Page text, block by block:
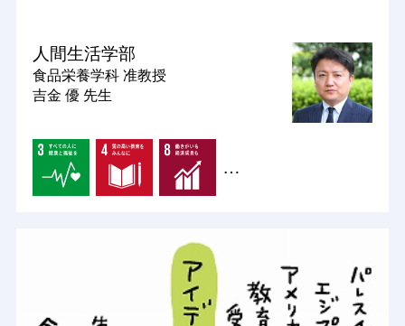
人間生活学部
食品栄養学科 准教授
吉金 優 先生
…